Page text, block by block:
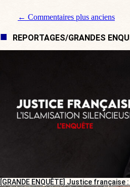
Navigation de
← Commentaires plus anciens
REPORTAGES/GRANDES
[GRANDE ENQUÊTE] Justice